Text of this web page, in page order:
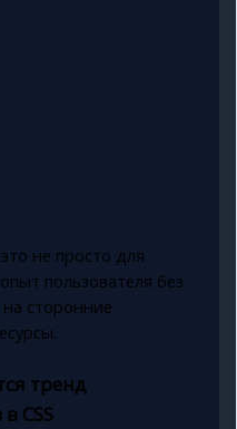
не просто для
пользователя без
сторонние
тренд
CSS